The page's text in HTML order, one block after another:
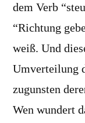
dem Verb
“Richtung
weiß. Und
Umverteilung
zugunsten
Wen wundert